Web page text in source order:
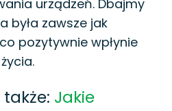
urządzeń. Dbajmy
była zawsze jak
pozytywnie wpłynie
Jakie